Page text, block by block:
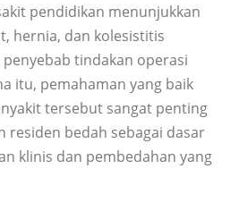
pendidikan menunjukkan
hernia, dan kolesistitis
tindakan operasi
itu, pemahaman yang baik
tersebut sangat penting
residen bedah sebagai dasar
klinis dan pembedahan yang